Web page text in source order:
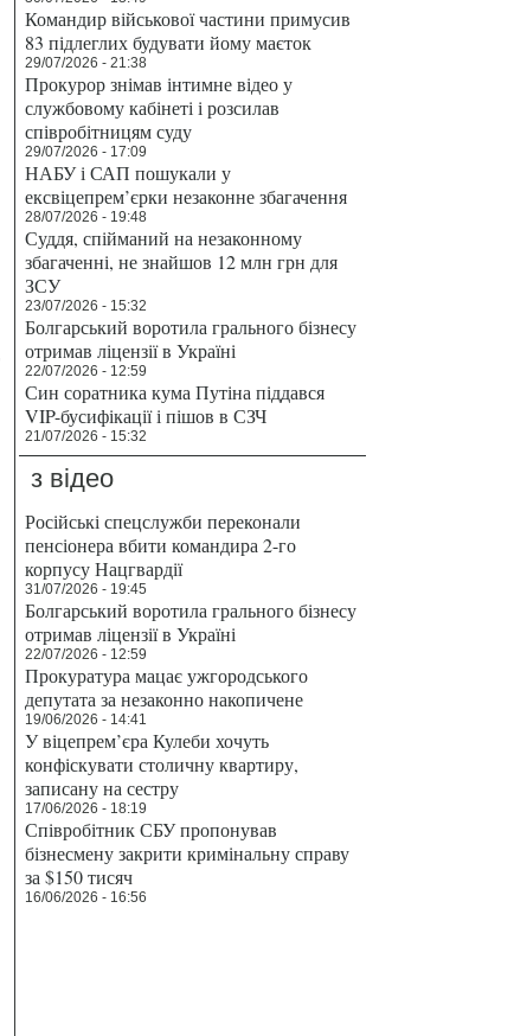
Командир військової частини примусив
83 підлеглих будувати йому маєток
29/07/2026 - 21:38
Прокурор знімав інтимне відео у
службовому кабінеті і розсилав
співробітницям суду
29/07/2026 - 17:09
НАБУ і САП пошукали у
ексвіцепрем’єрки незаконне збагачення
28/07/2026 - 19:48
Суддя, спійманий на незаконному
збагаченні, не знайшов 12 млн грн для
ЗСУ
23/07/2026 - 15:32
Болгарський воротила грального бізнесу
отримав ліцензії в Україні
22/07/2026 - 12:59
Син соратника кума Путіна піддався
VIP-бусифікації і пішов в СЗЧ
21/07/2026 - 15:32
з відео
Російські спецслужби переконали
пенсіонера вбити командира 2-го
корпусу Нацгвардії
31/07/2026 - 19:45
Болгарський воротила грального бізнесу
отримав ліцензії в Україні
22/07/2026 - 12:59
Прокуратура мацає ужгородського
депутата за незаконно накопичене
19/06/2026 - 14:41
У віцепрем’єра Кулеби хочуть
конфіскувати столичну квартиру,
записану на сестру
17/06/2026 - 18:19
Співробітник СБУ пропонував
бізнесмену закрити кримінальну справу
за $150 тисяч
16/06/2026 - 16:56